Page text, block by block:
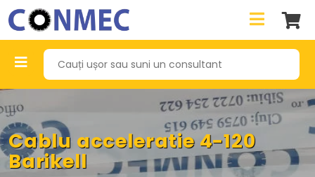
Cablu acceleratie 4-120
Barikell